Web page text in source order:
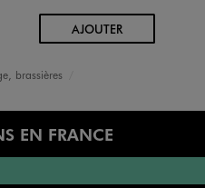
AJOUTERAU PANIER
brassières
EN FRANCE